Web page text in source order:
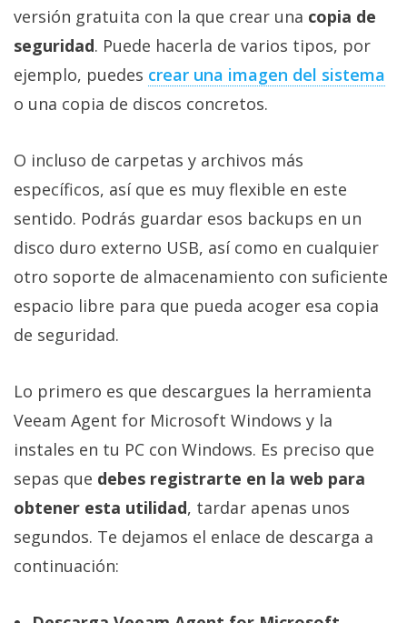
versión gratuita con la que crear una copia de
seguridad. Puede hacerla de varios tipos, por
ejemplo, puedes crear una imagen del sistema‎
o una copia de discos concretos.
O incluso de carpetas y archivos más
específicos, así que es muy flexible en este
sentido. Podrás guardar esos backups en un
disco duro externo USB, así como en cualquier
otro soporte de almacenamiento con suficiente
espacio libre para que pueda acoger esa copia
de seguridad.
Lo primero es que descargues la herramienta
Veeam Agent for Microsoft Windows y la
instales en tu PC con Windows. Es preciso que
sepas que debes registrarte en la web para
obtener esta utilidad, tardar apenas unos
segundos. Te dejamos el enlace de descarga a
continuación: